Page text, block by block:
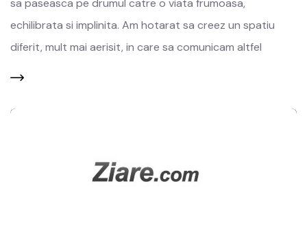
sa paseasca pe drumul catre o viata frumoasa,
echilibrata si implinita. Am hotarat sa creez un spatiu
diferit, mult mai aerisit, in care sa comunicam altfel